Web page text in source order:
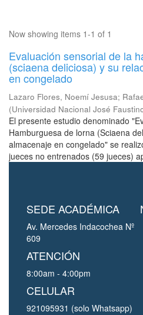
Now showing items 1-1 of 1
Evaluación sensorial de la
(sciaena deliciosa) y su
en congelado
Lazaro Flores, Noemí Jesusa;
(Universidad Nacional José
El presente estudio denominado
Hamburguesa de lorna (Sciaena
almacenaje en congelado" se
jueces no entrenados (59 jueces)
SEDE ACADÉMICA
Av. Mercedes Indacochea Nº
609
ATENCIÓN
8:00am - 4:00pm
CELULAR
921095931 (solo Whatsapp)